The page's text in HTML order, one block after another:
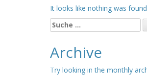
It looks like nothing was
Suche
nach:
Archive
Try looking in the monthly